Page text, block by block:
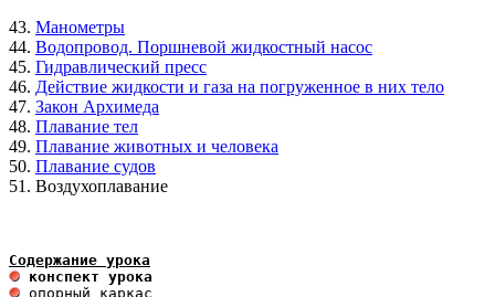
43. Манометры
44. Водопровод. Поршневой жидкостный насос
45. Гидравлический пресс
46. Действие жидкости и газа на погруженное в них тело
47. Закон Архимеда
48. Плавание тел
49. Плавание животных и человека
50. Плавание судов
51. Воздухоплавание
Содержание урока
конспект урока